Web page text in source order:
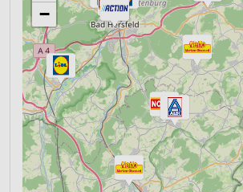
−